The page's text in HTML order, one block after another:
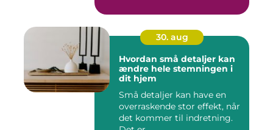
30. aug
Hvordan små detaljer kan
ændre hele stemningen i
dit hjem
Små detaljer kan have en
overraskende stor effekt, når
det kommer til indretning.